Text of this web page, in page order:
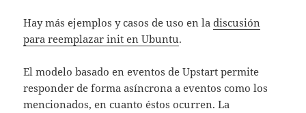
Hay más ejemplos y casos de uso en ladiscusión
para reemplazar init en Ubuntu.
El modelo basado en eventos de Upstart permite
responder de forma asíncrona a eventos como los
mencionados, en cuanto éstos ocurren. La